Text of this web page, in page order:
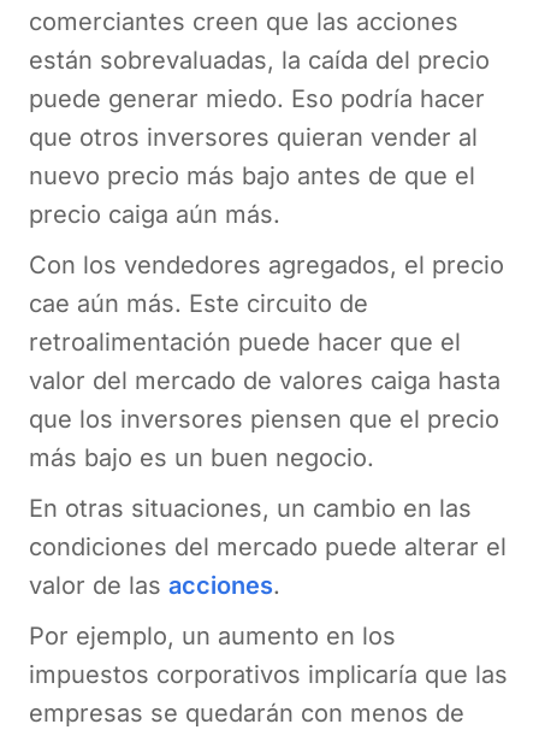
comerciantes creen que las acciones
están sobrevaluadas, la caída del precio
puede generar miedo. Eso podría hacer
que otros inversores quieran vender al
nuevo precio más bajo antes de que el
precio caiga aún más.
Con los vendedores agregados, el precio
cae aún más. Este circuito de
retroalimentación puede hacer que el
valor del mercado de valores caiga hasta
que los inversores piensen que el precio
más bajo es un buen negocio.
En otras situaciones, un cambio en las
condiciones del mercado puede alterar el
valor de las acciones.
Por ejemplo, un aumento en los
impuestos corporativos implicaría que las
empresas se quedarán con menos de